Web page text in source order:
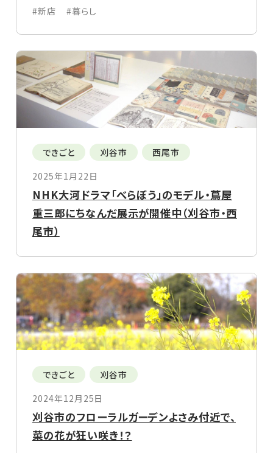
#新店 #暮らし
できごと 刈谷市
西尾市
2025年1月22日
NHK大河ドラマ「べらぼう」のモデル・蔦屋
重三郎にちなんだ展示が開催中（刈谷市・西
尾市）
できごと
刈谷市
2024年12月25日
刈谷市のフローラルガーデンよさみ付近で、
菜の花が狂い咲き！？